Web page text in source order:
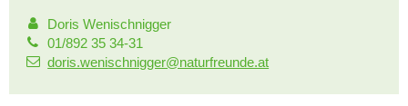
Doris Wenischnigger
01/892 35 34-31
doris.wenischnigger@naturfreunde.at